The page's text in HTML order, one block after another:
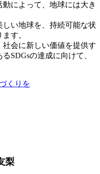
によって、地球には大き
い地球を、持続可能な状
す。
会に新しい価値を提供す
SDGsの達成に向けて、
梨